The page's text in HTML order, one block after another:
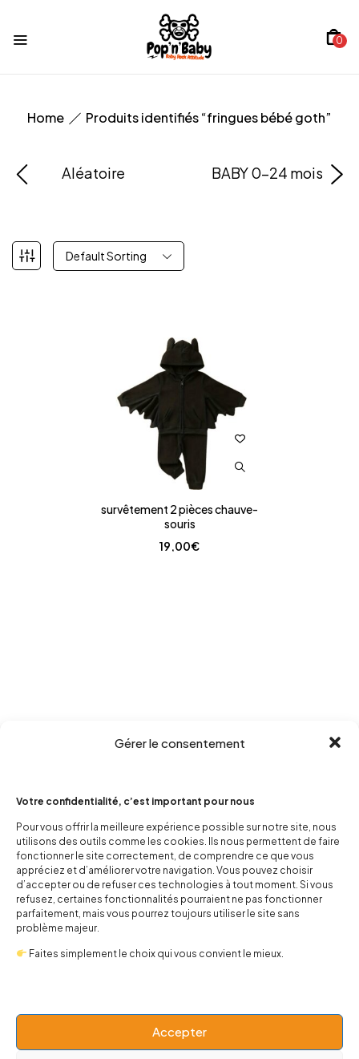
Gérer le consentement
Votre confidentialité, c’est important pour nous
Pour vous offrir la meilleure expérience possible sur notre site, nous
utilisons des outils comme les cookies. Ils nous permettent de faire
fonctionner le site correctement, de comprendre ce que vous
appréciez et d’améliorer votre navigation. Vous pouvez choisir
d’accepter ou de refuser ces technologies à tout moment. Si vous
refusez, certaines fonctionnalités pourraient ne pas fonctionner
parfaitement, mais vous pourrez toujours utiliser le site sans
problème majeur.
Faites simplement le choix qui vous convient le mieux.
Accepter
0
Home Produits identifiés “fringues bébé goth”
Aléatoire BABY 0-24 mois
Default Sorting
survêtement 2 pièces chauve-
souris
19,00€
contact@popnbaby.com
+33 01 64 62 14 89
Follow us
Boutique